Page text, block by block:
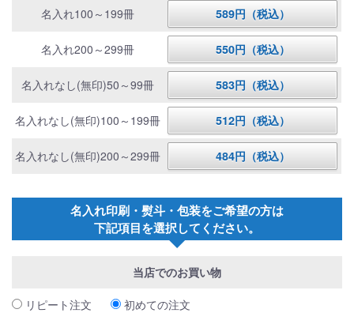
名入れ100～199冊 589円（税込）
名入れ200～299冊 550円（税込）
名入れなし(無印)50～99冊 583円（税込）
名入れなし(無印)100～199冊 512円（税込）
名入れなし(無印)200～299冊 484円（税込）
名入れ印刷・熨斗・包装をご希望の方は
下記項目を選択してください。
当店でのお買い物
リピート注文 初めての注文